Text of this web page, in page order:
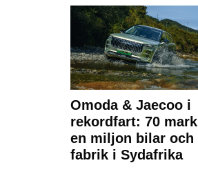
Omoda & Jaecoo i
rekordfart: 70
en miljon bilar och
fabrik i Sydafrika